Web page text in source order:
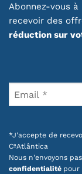
Abonnez-vous
recevoir des
réduction sur
*J'accepte de
CªAtlântica
Nous n'envoyons
confidentialité pour